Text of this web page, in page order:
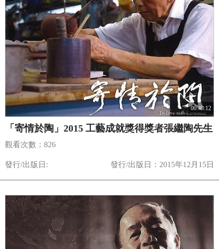
00:48:12
「寄情於陶」2015 工藝成就獎得獎者張繼陶先生
觀看次數：826
發行/出版日: 發行/出版日：2015年12月15日